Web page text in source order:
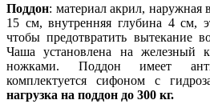
Поддон: материал акрил, наружная
15 см, внутренняя глубина 4 см,
чтобы предотвратить вытекание
Чаша установлена на железный
ножками. Поддон имеет
комплектуется сифоном с
нагрузка на поддон до 300 кг.